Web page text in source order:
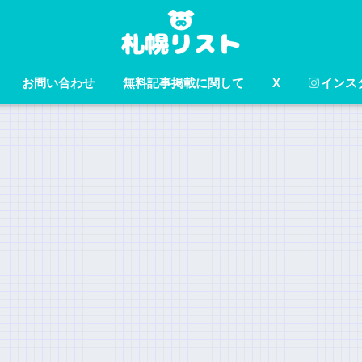
お問い合わせ 無料記事掲載に関して X インス